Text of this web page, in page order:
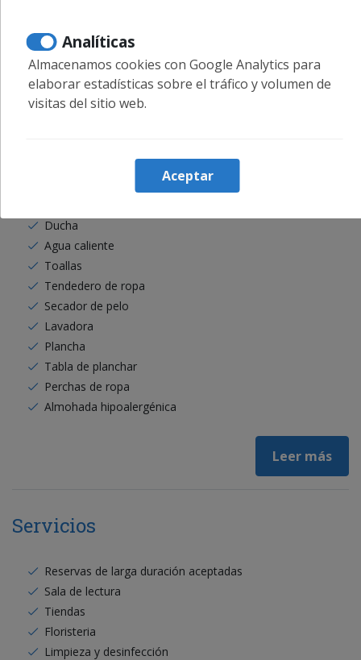
Parking de pago
Coche no necesario
Terraza
Mobiliario terraza
Ducha
Agua caliente
Toallas
Tendedero de ropa
Secador de pelo
Lavadora
Plancha
Tabla de planchar
Perchas de ropa
Almohada hipoalergénica
Leer más
Servicios
Reservas de larga duración aceptadas
Sala de lectura
Tiendas
Floristeria
Limpieza y desinfección
Analíticas
Almacenamos cookies con Google Analytics para
elaborar estadísticas sobre el tráfico y volumen de
visitas del sitio web.
Aceptar